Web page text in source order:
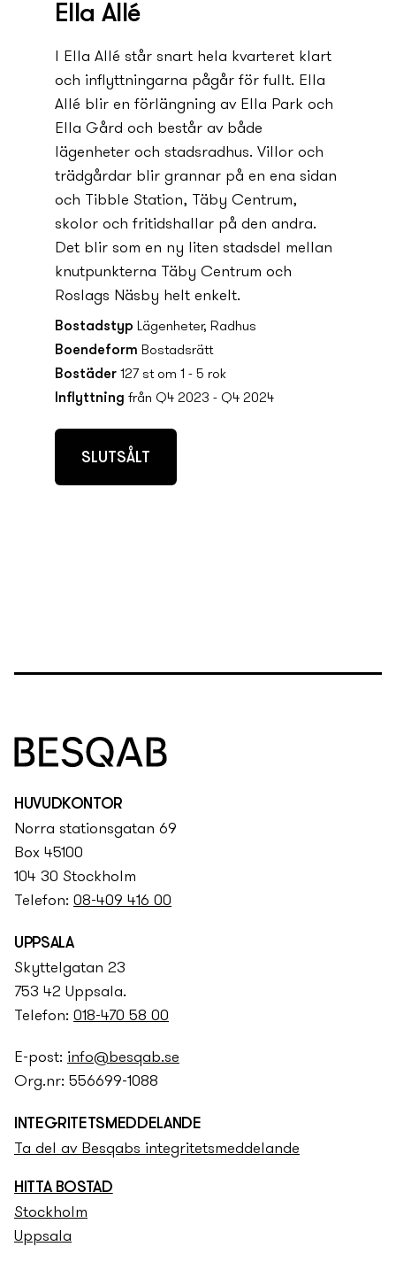
Ella Allé
I Ella Allé står snart hela kvarteret klart
och inflyttningarna pågår för fullt. Ella
Allé blir en förlängning av Ella Park och
Ella Gård och består av både
lägenheter och stadsradhus. Villor och
trädgårdar blir grannar på en ena sidan
och Tibble Station, Täby Centrum,
skolor och fritidshallar på den andra.
Det blir som en ny­ liten stadsdel mellan
knutpunkterna Täby Centrum och
Roslags Näsby helt enkelt.
Bostadstyp Lägenheter, Radhus
Boendeform Bostadsrätt
Bostäder 127 st om 1 - 5 rok
Inflyttning från Q4 2023 - Q4 2024
SLUTSÅLT
HUVUDKONTOR
Norra stationsgatan 69
Box 45100
104 30 Stockholm
Telefon: 08-409 416 00
UPPSALA
Skyttelgatan 23
753 42 Uppsala.
Telefon: 018-470 58 00
E-post: info@besqab.se
Org.nr: 556699-1088
INTEGRITETS­­MEDDELANDE
Ta del av Besqabs integritets­­meddelande
HITTA BOSTAD
Stockholm
Uppsala